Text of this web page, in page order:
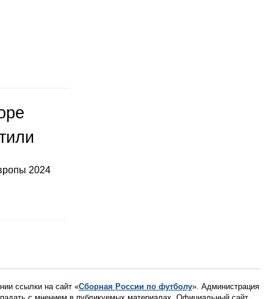
2024
ссылки на сайт «Сборная России по футболу». Администрация